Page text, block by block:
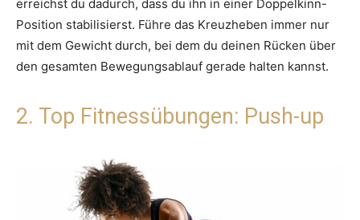
erreichst du dadurch, dass du ihn in einer Doppelkinn-
Position stabilisierst. Führe das Kreuzheben immer nur
mit dem Gewicht durch, bei dem du deinen Rücken über
den gesamten Bewegungsablauf gerade halten kannst.
2. Top Fitnessübungen: Push-up